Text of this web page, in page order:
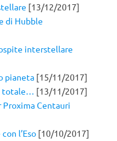
[13/12/2017]
di Hubble
interstellare
pianeta [15/11/2017]
totale… [13/11/2017]
Centauri
l’Eso [10/10/2017]